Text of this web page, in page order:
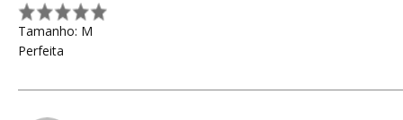
Tamanho: M
Perfeita